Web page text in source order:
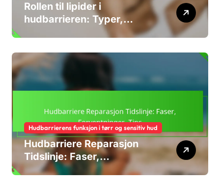
Rollen til lipider i
hudbarrieren: Typer,
funksjoner, fordeler
Hudbarrierens funksjon i tørr og sensitiv hud
Hudbarriere Reparasjon
Tidslinje: Faser,
Forventninger, Tips